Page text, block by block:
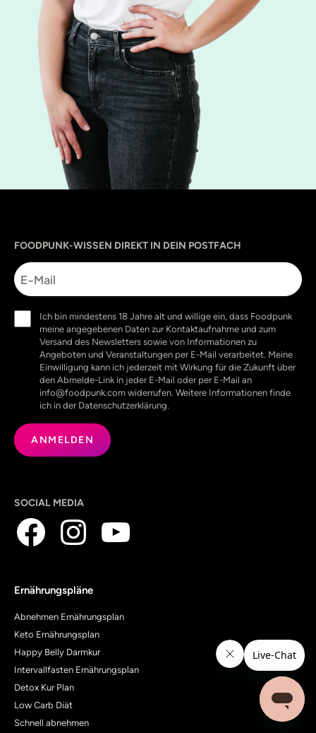
FOODPUNK-WISSEN DIREKT IN DEIN POSTFACH
E-
Mail
(erforderlich)
Ich bin mindestens 18 Jahre alt und willige ein, dass Foodpunk
meine angegebenen Daten zur Kontaktaufnahme und zum
Versand des Newsletters sowie von Informationen zu
Angeboten und Veranstaltungen per E-Mail verarbeitet. Meine
Einwilligung kann ich jederzeit mit Wirkung für die Zukunft über
den Abmelde-Link in jeder E-Mail oder per E-Mail an
info@foodpunk.com widerrufen. Weitere Informationen finde
ich in der Datenschutzerklärung.
SOCIAL MEDIA
Ernährungspläne
Abnehmen Ernährungsplan
Keto Ernährungsplan
Happy Belly Darmkur
Intervallfasten Ernährungsplan
Detox Kur Plan
Low Carb Diät
Schnell abnehmen